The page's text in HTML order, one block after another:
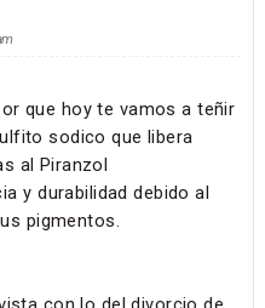
que hoy te vamos a teñir
sodico que libera
al Piranzol
y durabilidad debido al
pigmentos.